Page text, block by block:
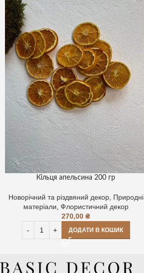
Кільця апельсина 200 гр
Новорічний та різдвяний декор, Природні
матеріали, Флористичний декор
270,00₴
ДОДАТИ В КОШИК